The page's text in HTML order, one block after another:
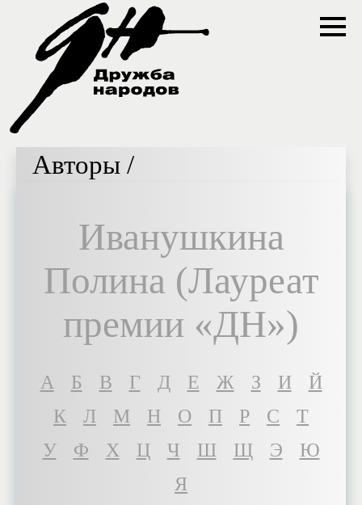
Авторы /
Иванушкина
Полина (Лауреат
премии «ДН»)
A Б В Г Д Е Ж З И
Й
К
Л М Н О П Р С
Т
У
Ф Х Ц Ч Ш Щ Э
Ю
Я